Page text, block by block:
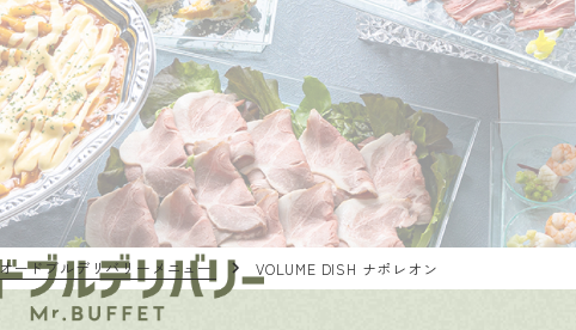
オードブルデリバリーメニュー VOLUME DISH ナポレオン